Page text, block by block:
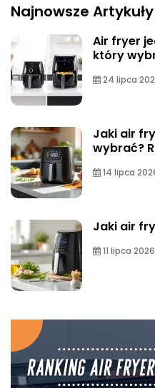
Najnowsze Artykuły
Air fryer
który
24 lipca
Jaki air
wybrać?
14 lipca
Jaki air
11 lipca 2026